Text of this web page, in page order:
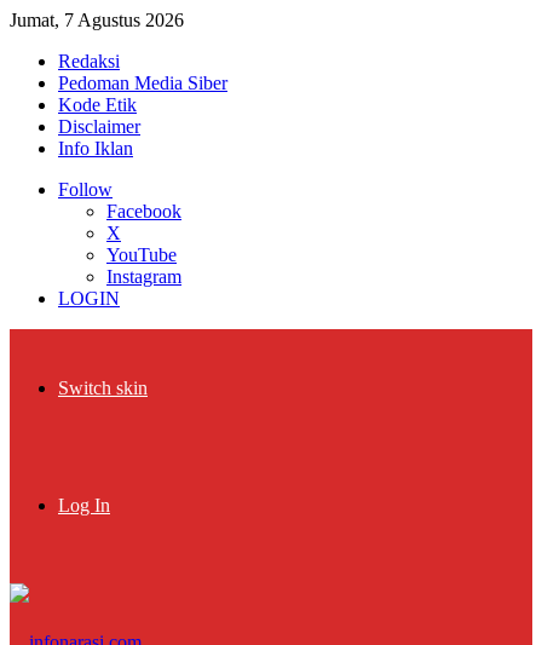
Jumat, 7 Agustus 2026
Redaksi
Pedoman Media Siber
Kode Etik
Disclaimer
Info Iklan
Follow
Facebook
X
YouTube
Instagram
LOGIN
Switch skin
Log In